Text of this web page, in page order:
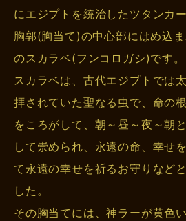
にエジプトを統治したツタンカ
胸郭(胸当て)の中心部にはめ込
のスカラベ(フンコロガシ)です。
スカラベは、古代エジプトでは
拝されていた聖なる虫で、命の
をころがして、朝～昼～夜～朝
して崇められ、永遠の命、幸せ
て永遠の幸せを祈るお守りなど
した。
その胸当てには、神ラーが黄色